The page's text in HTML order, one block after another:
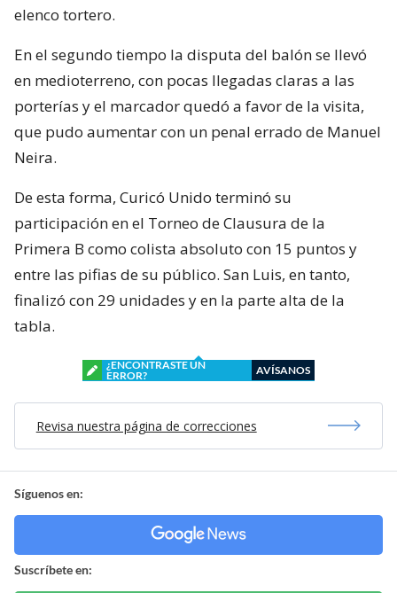
elenco tortero.
En el segundo tiempo la disputa del balón se llevó
en medioterreno, con pocas llegadas claras a las
porterías y el marcador quedó a favor de la visita,
que pudo aumentar con un penal errado de Manuel
Neira.
De esta forma, Curicó Unido terminó su
participación en el Torneo de Clausura de la
Primera B como colista absoluto con 15 puntos y
entre las pifias de su público. San Luis, en tanto,
finalizó con 29 unidades y en la parte alta de la
tabla.
¿ENCONTRASTE UN
ERROR?
AVÍSANOS
Revisa nuestra página de correcciones
Síguenos en:
Suscríbete en: